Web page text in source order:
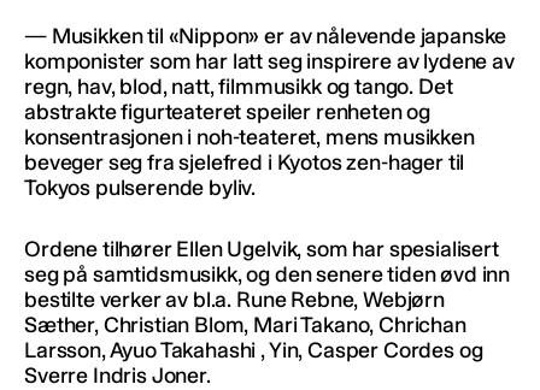
— Musikken til «Nippon» er av nålevende japanske
komponister som har latt seg inspirere av lydene av
regn, hav, blod, natt, filmmusikk og tango. Det
abstrakte figurteateret speiler renheten og
konsentrasjonen i noh-teateret, mens musikken
beveger seg fra sjelefred i Kyotos zen-hager til
Tokyos pulserende byliv.
Ordene tilhører Ellen Ugelvik, som har spesialisert
seg på samtidsmusikk, og den senere tiden øvd inn
bestilte verker av bl.a. Rune Rebne, Webjørn
Sæther, Christian Blom, Mari Takano, Chrichan
Larsson, Ayuo Takahashi , Yin, Casper Cordes og
Sverre Indris Joner.